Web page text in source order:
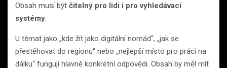
Obsah musí být čitelný pro lidi i pro vyhledávací
systémy.
U témat jako „kde žít jako digitální nomád“, „jak se
přestěhovat do regionu“ nebo „nejlepší místo pro práci na
dálku“ fungují hlavně konkrétní odpovědi. Obsah by měl mít